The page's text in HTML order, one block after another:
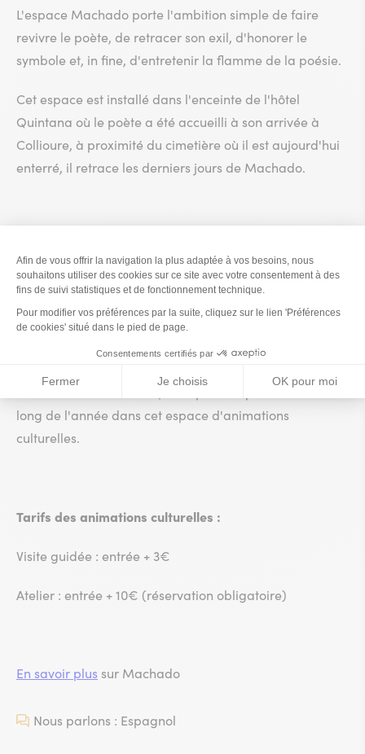
L'espace Machado porte l'ambition simple de faire
revivre le poète, de retracer son exil, d'honorer le
symbole et, in fine, d'entretenir la flamme de la poésie.
Cet espace est installé dans l'enceinte de l'hôtel
Quintana où le poète a été accueilli à son arrivée à
Collioure, à proximité du cimetière où il est aujourd'hui
enterré, il retrace les derniers jours de Machado.
au 7 février, le 1er mai, 1er novembre, 25 décembre
L'espace Machado dispose désormais d'une borne
Antonio Machado. Aussi, vous pourrez profiter tout au
long de l'année dans cet espace d'animations
culturelles.
Tarifs des animations culturelles :
Visite guidée : entrée + 3€
Atelier : entrée + 10€ (réservation obligatoire)
En savoir plus sur Machado
Nous parlons : Espagnol